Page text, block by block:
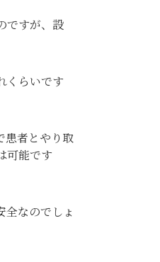
ですが、設
くらいです
患者とやり取
可能です
全なのでしょ